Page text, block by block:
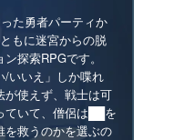
た勇者パーティか
もに迷宮からの脱
探索RPGです。
/いいえ」しか喋れ
が使えず、戦士は可
ていて、僧侶は██を
を救うのかを選ぶの